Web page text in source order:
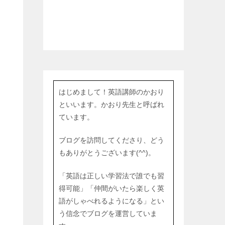
はじめまして！英語講師のかおり
といいます。かおり先生と呼ばれ
ています。
ブログを訪問してくださり、どう
もありがとうございます(^^)。
「英語は正しい学習法で誰でも習
得可能」「仲間がいたら楽しく英
語がしゃべれるようになる」とい
う信念でブログを運営していま